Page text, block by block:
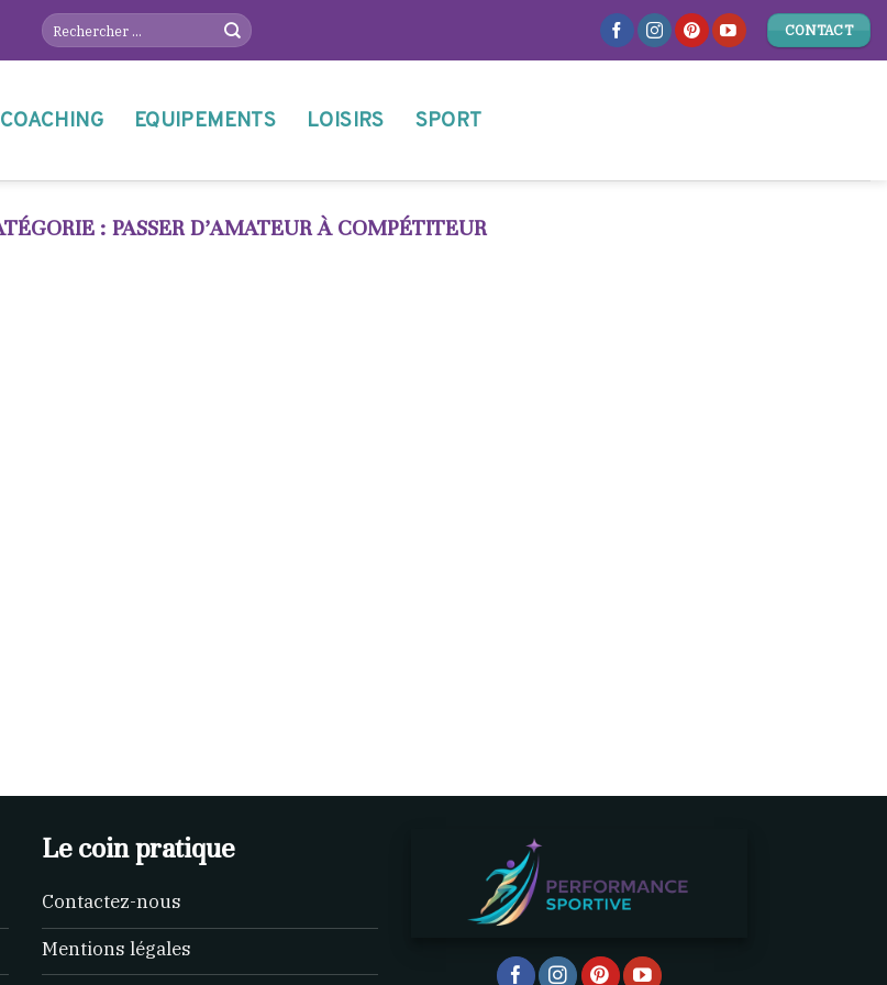
CONTACT
COACHING EQUIPEMENTS LOISIRS SPORT
PASSER D’AMATEUR À COMPÉTITEUR
Le coin pratique
Contactez-nous
Mentions légales